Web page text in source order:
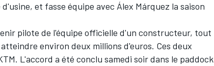
et fasse équipe avec Álex Márquez la saison
pilote de l'équipe officielle d'un constructeur, tout
environ deux millions d'euros. Ces deux
L'accord a été conclu samedi soir dans le paddock